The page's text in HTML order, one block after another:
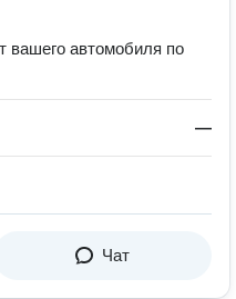
вашего автомобиля по
—
Чат